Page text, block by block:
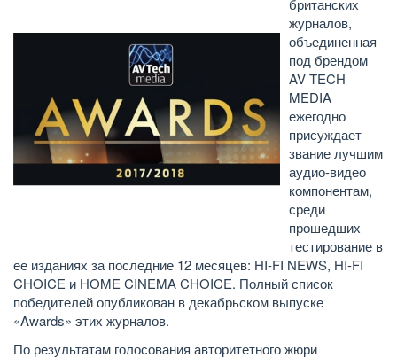
британских
журналов,
объединенная
под брендом
AV TECH
MEDIA
ежегодно
присуждает
звание лучшим
аудио-видео
компонентам,
среди
прошедших
тестирование в
ее изданиях за последние 12 месяцев: HI-FI NEWS, HI-FI
CHOICE и HOME CINEMA CHOICE. Полный список
победителей опубликован в декабрьском выпуске
«Awards» этих журналов.
По результатам голосования авторитетного жюри